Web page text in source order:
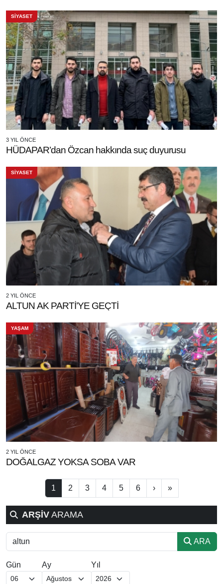
SİYASET
3 YIL ÖNCE
HÜDAPAR’dan Özcan hakkında suç duyurusu
SİYASET
2 YIL ÖNCE
ALTUN AK PARTİ’YE GEÇTİ
YAŞAM
2 YIL ÖNCE
DOĞALGAZ YOKSA SOBA VAR
1 2 3 4 5 6 › »
ARŞİV ARAMA
ARA
Gün Ay Yıl